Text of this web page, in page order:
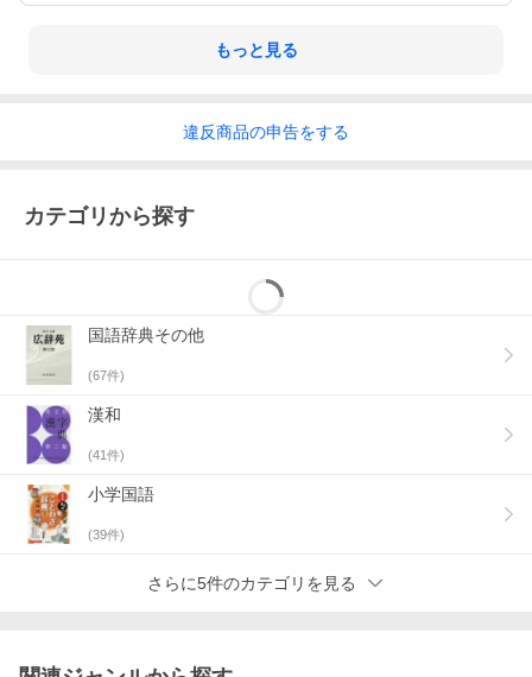
もっと見る
違反商品の申告をする
カテゴリから探す
国語辞典その他
(67件)
漢和
(41件)
小学国語
(39件)
さらに5件のカテゴリを見る